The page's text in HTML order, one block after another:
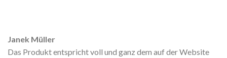
Janek Müller
Das Produkt entspricht voll und ganz dem auf der Website